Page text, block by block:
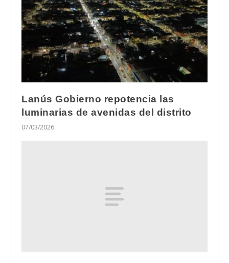
Lanús Gobierno repotencia las
luminarias de avenidas del distrito
07/03/2026